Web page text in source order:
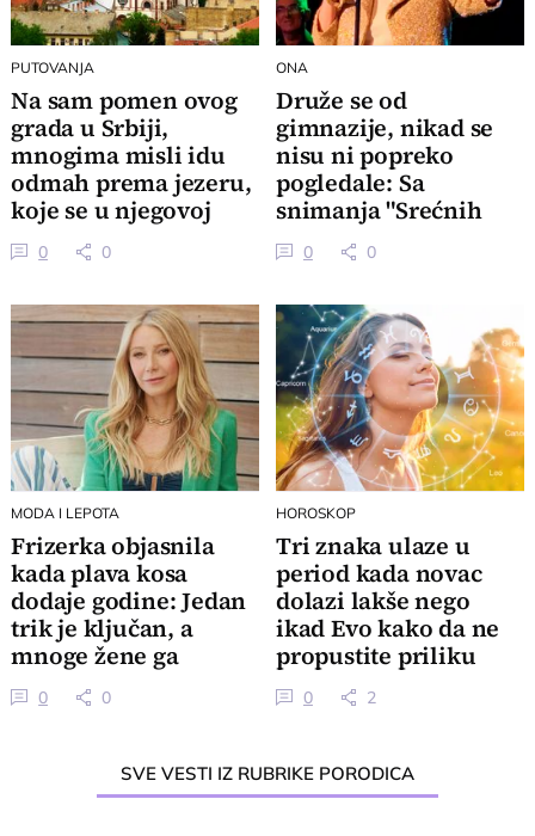
PUTOVANJA
Na sam pomen ovog
grada u Srbiji,
mnogima misli idu
odmah prema jezeru,
koje se u njegovoj
blizini nalazi
0 0
ONA
Druže se od
gimnazije, nikad se
nisu ni popreko
pogledale: Sa
snimanja "Srećnih
ljudi" zajedno bežale
u podrum
0 0
MODA I LEPOTA
Frizerka objasnila
kada plava kosa
dodaje godine: Jedan
trik je ključan, a
mnoge žene ga
zanemaruju
0 0
HOROSKOP
Tri znaka ulaze u
period kada novac
dolazi lakše nego
ikad Evo kako da ne
propustite priliku
0 2
SVE VESTI IZ RUBRIKE PORODICA